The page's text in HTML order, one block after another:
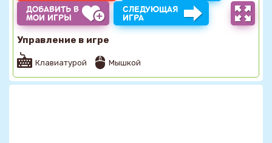
ДОБАВИТЬ В
МОИ ИГРЫ
СЛЕДУЮЩАЯ
ИГРА
Управление в игре
Клавиатурой Мышкой